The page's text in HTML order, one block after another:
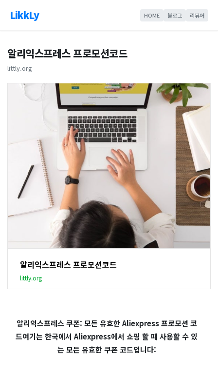
LikkLy HOME 블로그 리뷰어
알리익스프레스 프로모션코드
littly.org
알리익스프레스 프로모션코드
littly.org
알리익스프레스 쿠폰: 모든 유효한 Aliexpress 프로모션 코
드여기는 한국에서 Aliexpress에서 쇼핑 할 때 사용할 수 있
는 모든 유효한 쿠폰 코드입니다: